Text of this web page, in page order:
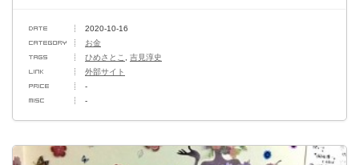
2020-10-16
お金
ひめさとこ
吉見淳史
外部サイト
-
-